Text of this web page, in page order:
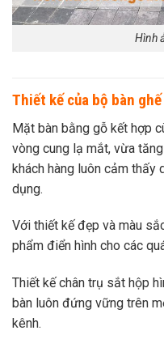
Hình
Thiết kế của bộ bàn
Mặt bàn bằng gỗ kết hợp
vòng cung lạ mắt, vừa
khách hàng luôn cảm thấy
dụng.
Với thiết kế đẹp và màu
phẩm điển hình cho các
Thiết kế chân trụ sắt hộp
bàn luôn đứng vững trên
kênh.